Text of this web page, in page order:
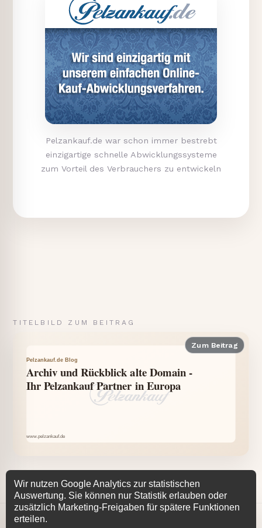
Wir nutzen Google Analytics zur statistischen
Auswertung. Sie können nur Statistik erlauben oder
zusätzlich Marketing-Freigaben für spätere Funktionen
erteilen.
Pelzankauf.de war schon immer bestrebt
einzigartige schnelle Abwicklungssysteme
zum Vorteil des Verbrauchers zu entwickeln
TITELBILD ZUM BEITRAG
Zum Beitrag
Aktiv